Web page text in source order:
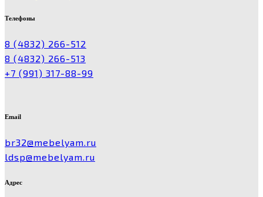
Телефоны
8 (4832) 266-512
8 (4832) 266-513
+7 (991) 317-88-99
Email
br32@mebelyam.ru
ldsp@mebelyam.ru
Адрес